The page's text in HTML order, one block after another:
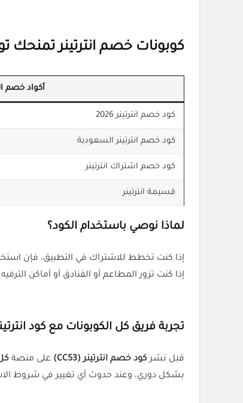
كوبونات خصم انترتينر تمنحك
أكواد خصم
كود خصم انترتينر 2026
كود خصم انترتينر السعودية
كود خصم اشتراك انترتينر
قسيمة انترتينر
لماذا نوصي باستخدام الكود؟
إذا كنت تخطط للاشتراك في التطبيق، فإن
إذا كنت تزور المطاعم أو الفنادق أو أماكن
تجربة فريق كل الكوبونات مع كود
قبل نشركود خصم انترتينر (CC53) على منصة
بشكل دوري، وعند حدوث أي تغيير في شروط